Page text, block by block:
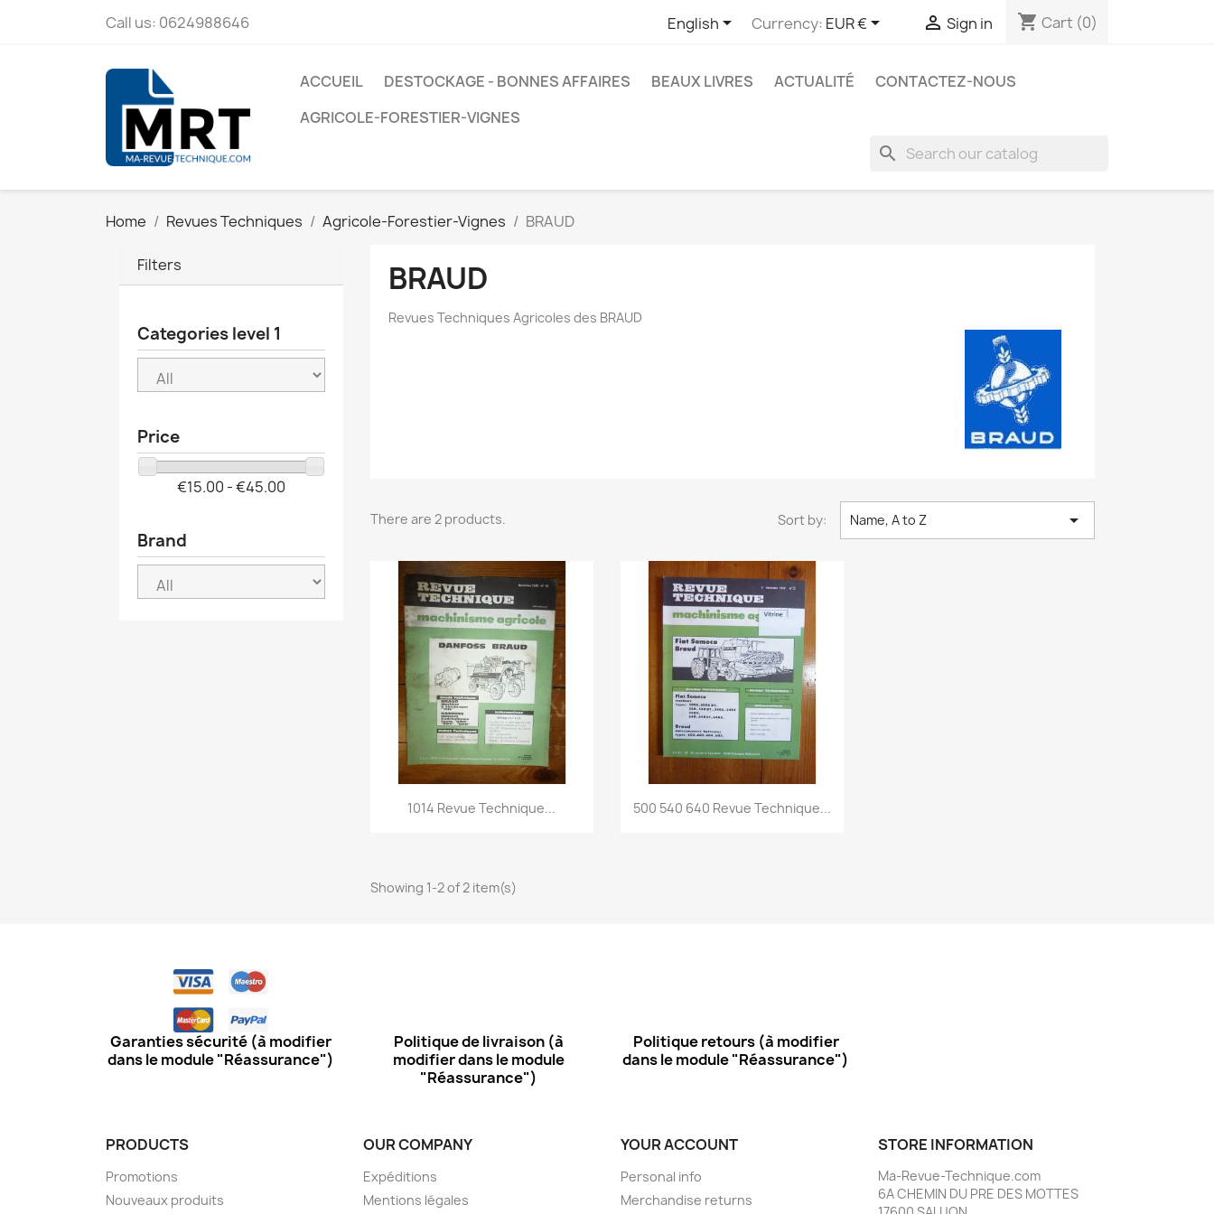
Call us: 0624988646 English Currency: EUR €  Sign in shopping_cart Cart (0)
ACCUEIL DESTOCKAGE - BONNES AFFAIRES BEAUX LIVRES ACTUALITÉ
CONTACTEZ-NOUS
AGRICOLE-FORESTIER-VIGNES
search
Home Revues Techniques Agricole-Forestier-Vignes BRAUD
Filters
Categories level 1
Price
€15.00 - €45.00
Brand
BRAUD
Revues Techniques Agricoles des BRAUD
There are 2 products. Sort by: Name, A to Z 
Quick view
1014 Revue Technique... Quick view
500 540 640 Revue Technique...
Showing 1-2 of 2 item(s)
Garanties sécurité (à modifier
dans le module "Réassurance")
Politique de livraison (à
modifier dans le module
"Réassurance")
Politique retours (à modifier
dans le module "Réassurance")
PRODUCTS
Promotions
Nouveaux produits
OUR COMPANY
Expéditions
Mentions légales
YOUR ACCOUNT
Personal info
Merchandise returns
STORE INFORMATION
Ma-Revue-Technique.com
6A CHEMIN DU PRE DES MOTTES